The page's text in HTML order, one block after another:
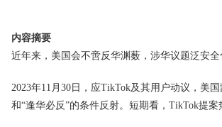
内容摘要
近年来，美国会不啻反华渊薮，涉华议题泛安
2023年11月30日，应TikTok及其用户动议，美
和“逢华必反”的条件反射。短期看，TikTok提